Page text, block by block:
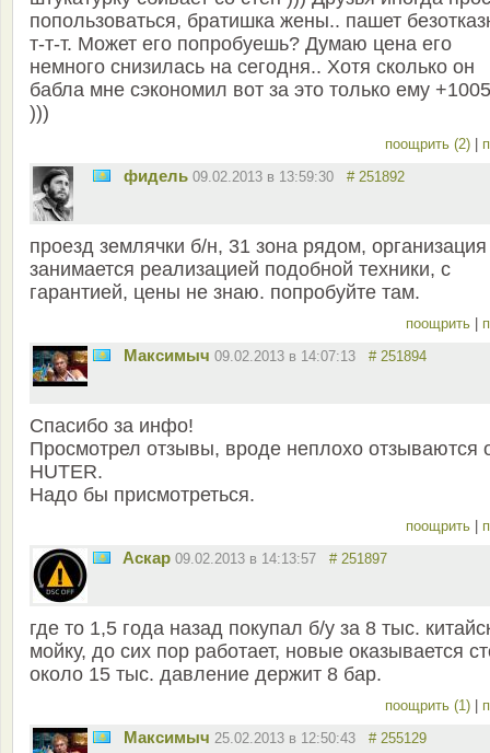
попользоваться, братишка жены.. пашет
т-т-т. Может его попробуешь? Думаю цена его
немного снизилась на сегодня.. Хотя сколько он
бабла мне сэкономил вот за это только ему
)))
поощрить (2)
фидель 09.02.2013 в 13:59:30 # 251892
проезд землячки б/н, 31 зона рядом, организация
занимается реализацией подобной техники, с
гарантией, цены не знаю. попробуйте там.
поощрить
Максимыч 09.02.2013 в 14:07:13 # 251894
Спасибо за инфо!
Просмотрел отзывы, вроде неплохо отзываются
HUTER.
Надо бы присмотреться.
поощрить
Aскар 09.02.2013 в 14:13:57 # 251897
где то 1,5 года назад покупал б/у за 8 тыс.
мойку, до сих пор работает, новые оказывается
около 15 тыс. давление держит 8 бар.
поощрить (1)
Максимыч 25.02.2013 в 12:50:43 # 255129